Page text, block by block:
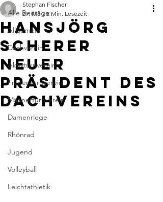
Alle Beiträge
Allgemein
Dachverein
Aktivturnverein
Frauenturnverein
Männerturnverein
Damenriege
Rhönrad
Jugend
Volleyball
Leichtathletik
Hansjörg
Scherer
neuer
Präsident des
Dachvereins
Stephan Fischer
29. März 2 Min. Lesezeit